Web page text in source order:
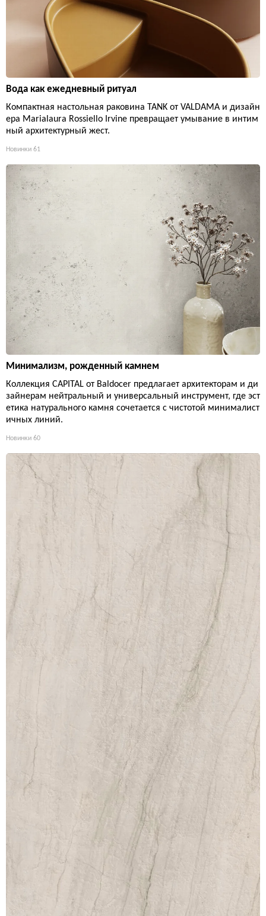
Вода как ежедневный ритуал
Компактная настольная раковина TANK от VALDAMA и дизайн
ера Marialaura Rossiello Irvine превращает умывание в интим
ный архитектурный жест.
Новинки 61
Минимализм, рожденный камнем
Коллекция CAPITAL от Baldocer предлагает архитекторам и ди
зайнерам нейтральный и универсальный инструмент, где эст
етика натурального камня сочетается с чистотой минималист
ичных линий.
Новинки 60